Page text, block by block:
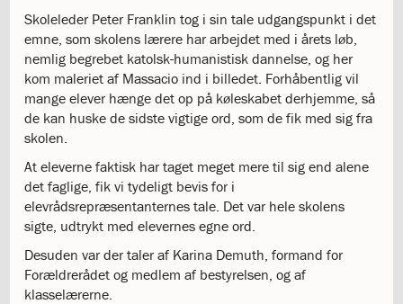
d’Arc
1.17:
Markering
af
katastrofen
på
Institut
1.18:
Bestyrelsen
1.19:
Ledelsen
1.20:
Ledelsen
1.21:
Forældrerådet
1.22:
Forældrerådet
1.23:
Referat
forældreråd
Skoleleder Peter Franklin tog i sin tale udgangspunkt i det
emne, som skolens lærere har arbejdet med i årets løb,
nemlig begrebet katolsk-humanistisk dannelse, og her
kom maleriet af Massacio ind i billedet. Forhåbentlig vil
mange elever hænge det op på køleskabet derhjemme, så
de kan huske de sidste vigtige ord, som de fik med sig fra
skolen.
At eleverne faktisk har taget meget mere til sig end alene
det faglige, fik vi tydeligt bevis for i
elevrådsrepræsentanternes tale. Det var hele skolens
sigte, udtrykt med elevernes egne ord.
Desuden var der taler af Karina Demuth, formand for
Forældrerådet og medlem af bestyrelsen, og af
klasselærerne.